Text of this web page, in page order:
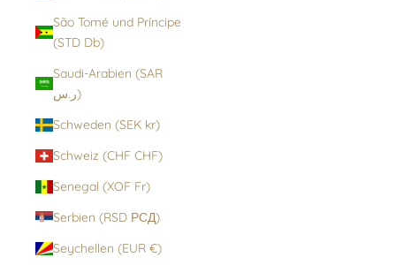
São Tomé und Príncipe
(STD Db)
Saudi-Arabien (SAR
ر.س)
Schweden (SEK kr)
Schweiz (CHF CHF)
Senegal (XOF Fr)
Serbien (RSD РСД)
Seychellen (EUR €)